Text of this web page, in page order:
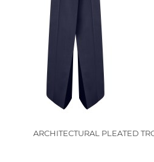
ARCHITECTURAL PLEATED